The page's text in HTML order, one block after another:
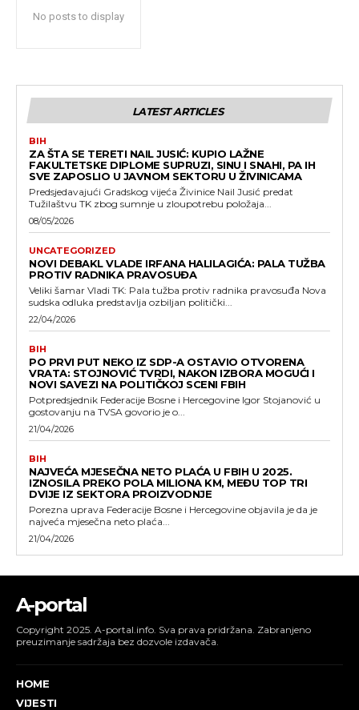
No posts to display
LATEST ARTICLES
BIH
ZA ŠTA SE TERETI NAIL JUSIĆ: KUPIO LAŽNE
FAKULTETSKE DIPLOME SUPRUZI, SINU I SNAHI, PA IH
SVE ZAPOSLIO U JAVNOM SEKTORU U ŽIVINICAMA
Predsjedavajući Gradskog vijeća Živinice Nail Jusić predat
Tužilaštvu TK zbog sumnje u zloupotrebu položaja...
08/05/2026
UNCATEGORIZED
NOVI DEBAKL VLADE IRFANA HALILAGIĆA: PALA TUŽBA
PROTIV RADNIKA PRAVOSUĐA
Veliki šamar Vladi TK: Pala tužba protiv radnika pravosuđa Nova
sudska odluka predstavlja ozbiljan politički...
22/04/2026
BIH
PO PRVI PUT NEKO IZ SDP-A OSTAVIO OTVORENA
VRATA: STOJNOVIĆ TVRDI, NAKON IZBORA MOGUĆI I
NOVI SAVEZI NA POLITIČKOJ SCENI FBIH
Potpredsjednik Federacije Bosne i Hercegovine Igor Stojanović u
gostovanju na TVSA govorio je o...
21/04/2026
BIH
NAJVEĆA MJESEČNA NETO PLAĆA U FBIH U 2025.
IZNOSILA PREKO POLA MILIONA KM, MEĐU TOP TRI
DVIJE IZ SEKTORA PROIZVODNJE
Porezna uprava Federacije Bosne i Hercegovine objavila je da je
najveća mjesečna neto plaća...
21/04/2026
A-portal
Copyright 2025. A-portal.info. Sva prava pridržana. Zabranjeno
preuzimanje sadržaja bez dozvole izdavača.
HOME
VIJESTI